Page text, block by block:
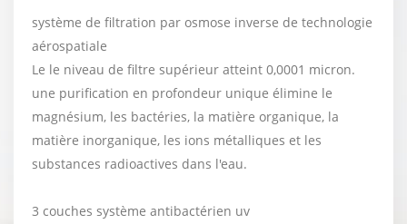
système de filtration par osmose inverse de technologie
aérospatiale
Le le niveau de filtre supérieur atteint 0,0001 micron.
une purification en profondeur unique élimine le
magnésium, les bactéries, la matière organique, la
matière inorganique, les ions métalliques et les
substances radioactives dans l'eau.
3 couches système antibactérien uv